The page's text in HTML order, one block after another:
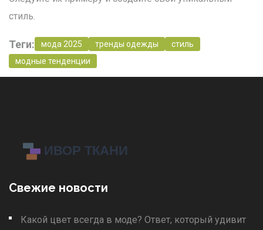
стиль.
Теги: мода 2025 тренды одежды
стиль
модные тенденции
Свежие новости
Какой цвет всегда в моде? Ответ, который удивит